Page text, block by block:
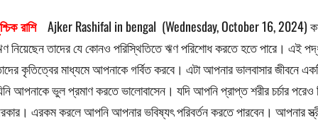
রাশিAjker Rashifal in bengal (Wednesday, October 16, 2024)
নিয়েছেন তাদের যে কোনও পরিস্থিতিতে ঋণ পরিশোধ করতে হতে পারে। এই
কৃতিত্বের মাধ্যমে আপনাকে গর্বিত করবে। এটা আপনার ভালবাসার
আপনাকে ভুল প্রমাণ করতে ভালোবাসেন। যদি আপনি প্রাপ্ত শরীর চর্চার
এরকম করলে আপনি আপনার ভবিষ্যৎ পরিবর্তন করতে পারবেন। আপনার